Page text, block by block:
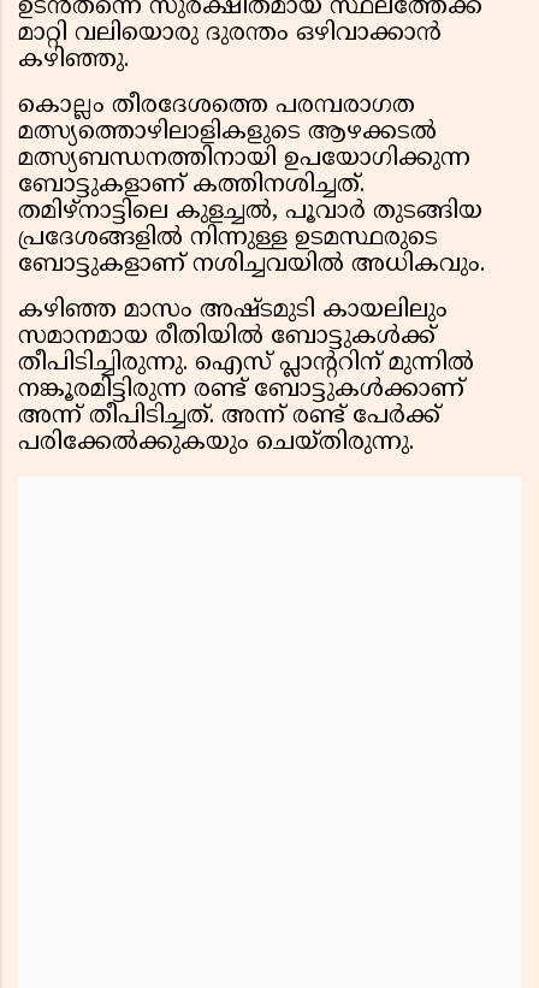
ഉടൻതന്നെ സുരക്ഷിതമായ സ്ഥലത്തേക്ക്
മാറ്റി വലിയൊരു ദുരന്തം ഒഴിവാക്കാൻ
കഴിഞ്ഞു.
കൊല്ലം തീരദേശത്തെ പരമ്പരാഗത
മത്സ്യത്തൊഴിലാളികളുടെ ആഴക്കടൽ
മത്സ്യബന്ധനത്തിനായി ഉപയോഗിക്കുന്ന
ബോട്ടുകളാണ് കത്തിനശിച്ചത്.
തമിഴ്നാട്ടിലെ കുളച്ചൽ, പൂവാർ തുടങ്ങിയ
പ്രദേശങ്ങളിൽ നിന്നുള്ള ഉടമസ്ഥരുടെ
ബോട്ടുകളാണ് നശിച്ചവയിൽ അധികവും.
കഴിഞ്ഞ മാസം അഷ്ടമുടി കായലിലും
സമാനമായ രീതിയിൽ ബോട്ടുകൾക്ക്
തീപിടിച്ചിരുന്നു. ഐസ് പ്ലാന്ററിന് മുന്നിൽ
നങ്കൂരമിട്ടിരുന്ന രണ്ട് ബോട്ടുകൾക്കാണ്
അന്ന് തീപിടിച്ചത്. അന്ന് രണ്ട് പേർക്ക്
പരിക്കേൽക്കുകയും ചെയ്തിരുന്നു.